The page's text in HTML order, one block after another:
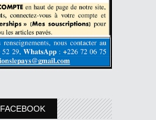
FACEBOOK